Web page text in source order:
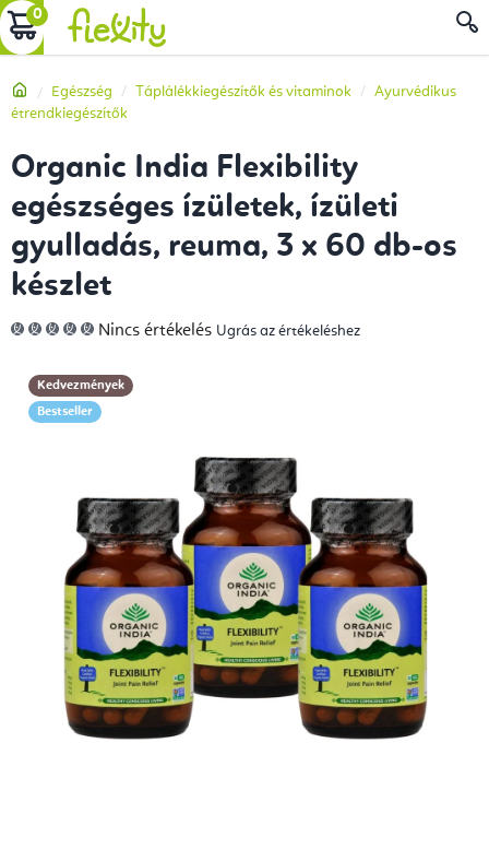
Ugrás
a
tartalomhoz
KOSÁR
Kezdőlap
Egészség Táplálékkiegészítők és vitaminok
Ayurvédikus
étrendkiegészítők
Organic India Flexibility
egészséges ízületek, ízületi
gyulladás, reuma, 3 x 60 db-os
készlet
A
termék
5-
ből
0,0
csillag.
Nincs értékelés Ugrás az értékeléshez
Kedvezmények
Bestseller